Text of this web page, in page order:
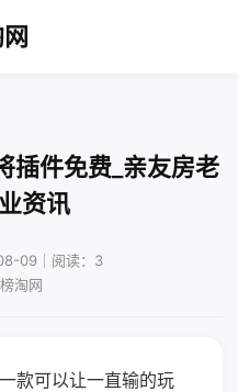
插件免费_亲友房老
资讯
09｜阅读：3
淘网
款可以让一直输的玩